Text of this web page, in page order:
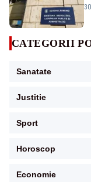
CATEGORII
Sanatate
Justitie
Sport
Horoscop
Economie